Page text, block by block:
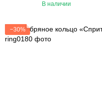
В наличии
−30%